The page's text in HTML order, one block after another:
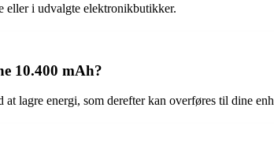
eller i udvalgte elektronikbutikker.
10.400 mAh?
lagre energi, som derefter kan overføres til dine